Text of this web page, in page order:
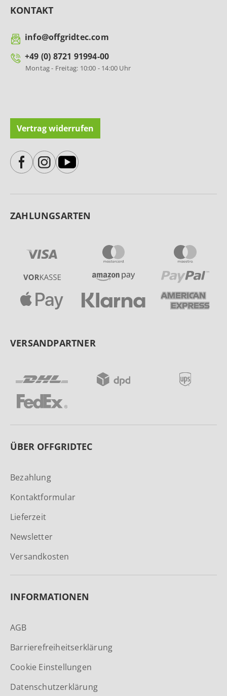
KONTAKT
info@offgridtec.com
+49 (0) 8721 91994-00
Montag - Freitag: 10:00 - 14:00 Uhr
Vertrag widerrufen
ZAHLUNGSARTEN
VERSANDPARTNER
ÜBER OFFGRIDTEC
Bezahlung
Kontaktformular
Lieferzeit
Newsletter
Versandkosten
INFORMATIONEN
AGB
Barrierefreiheitserklärung
Cookie Einstellungen
Datenschutzerklärung